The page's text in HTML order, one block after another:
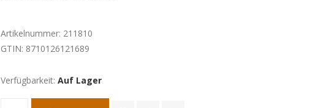
Artikelnummer: 211810
GTIN: 8710126121689
Verfügbarkeit: Auf Lager